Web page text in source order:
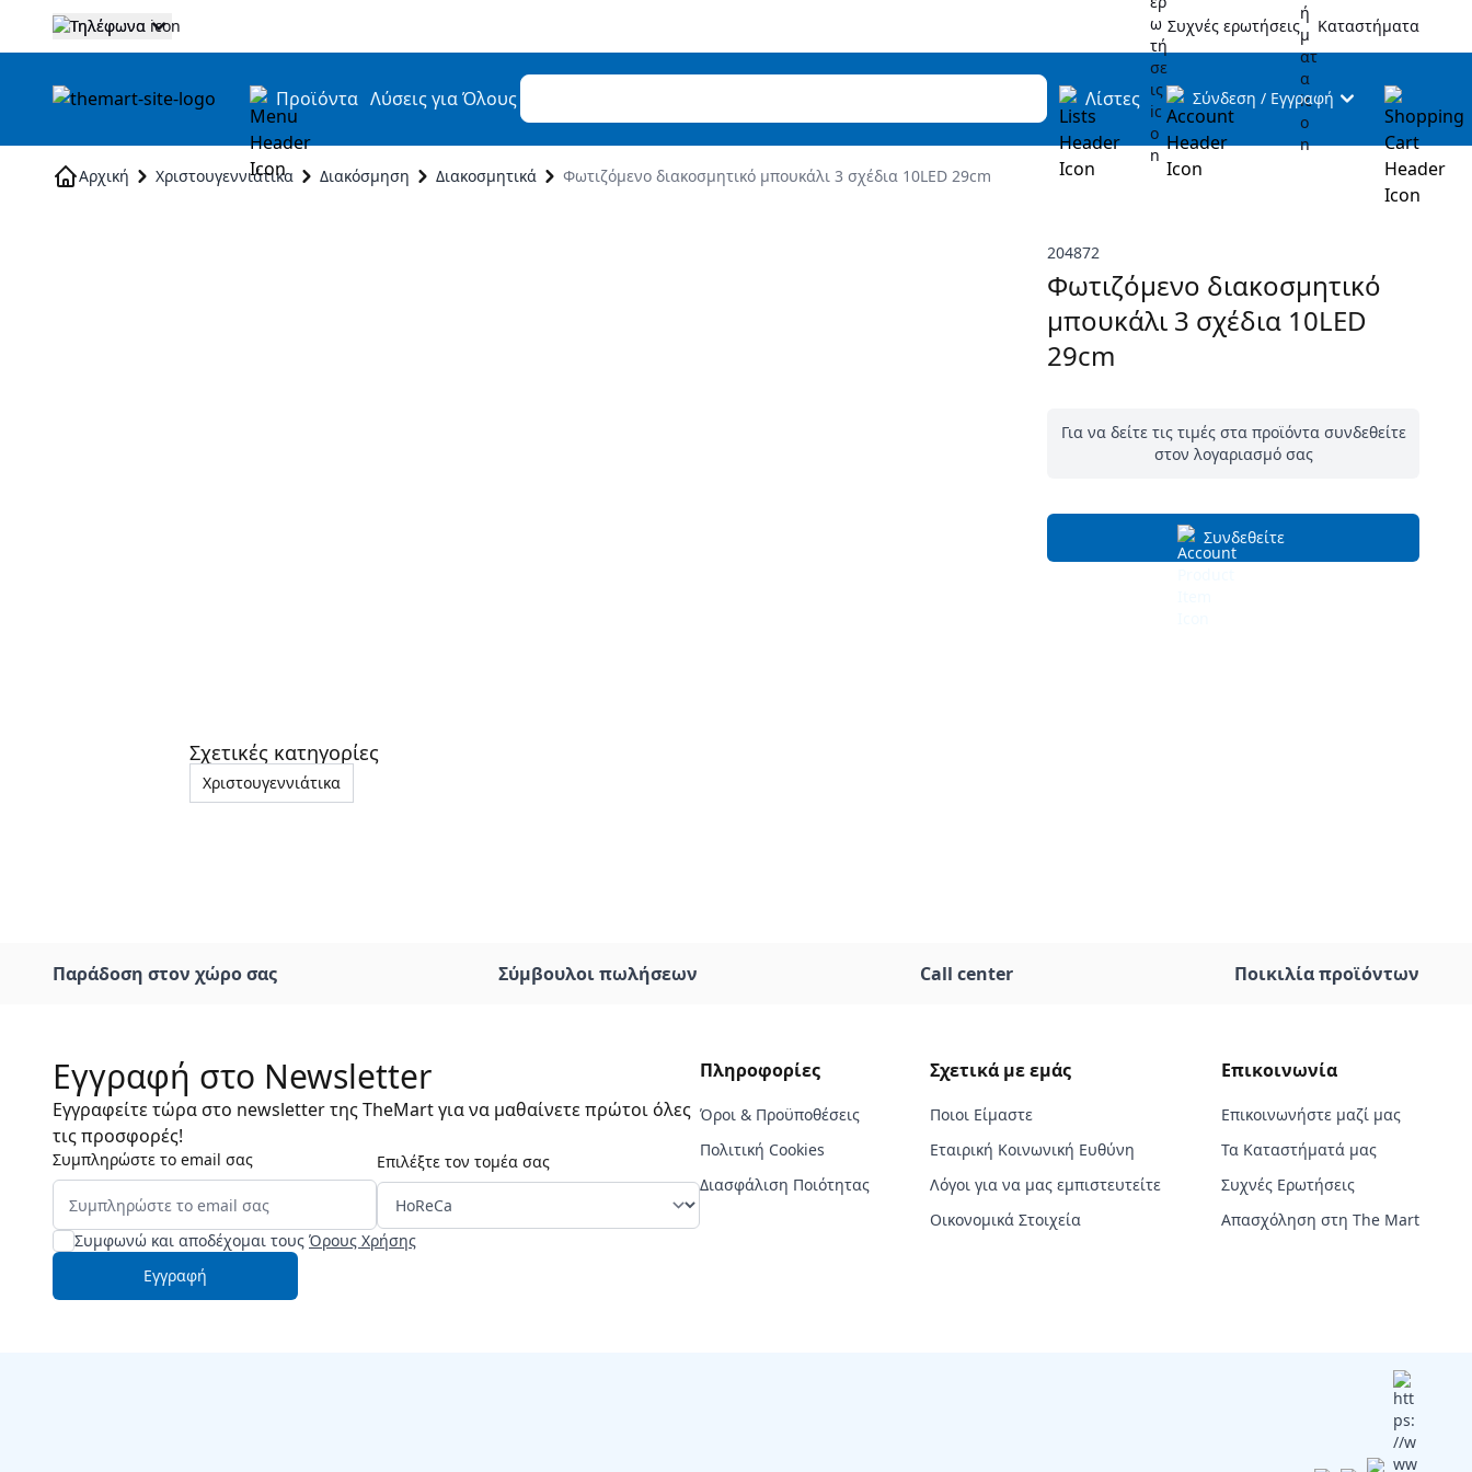
Τηλέφωνα Συχνές ερωτήσεις Καταστήματα
Προϊόντα Λύσεις για Όλους Λίστες Σύνδεση / Εγγραφή
Αρχική Χριστουγεννιάτικα Διακόσμηση Διακοσμητικά Φωτιζόμενο διακοσμητικό μπουκάλι 3 σχέδια 10LED 29cm
204872
Φωτιζόμενο διακοσμητικό
μπουκάλι 3 σχέδια 10LED
29cm
Για να δείτε τις τιμές στα προϊόντα συνδεθείτε
στον λογαριασμό σας
Συνδεθείτε
Σχετικές κατηγορίες
Χριστουγεννιάτικα
Παράδοση στον χώρο σας Σύμβουλοι πωλήσεων Call center Ποικιλία προϊόντων
Εγγραφή στο Newsletter
Εγγραφείτε τώρα στο newsletter της TheMart για να μαθαίνετε πρώτοι όλες
τις προσφορές!
Συμπληρώστε το email σας Επιλέξτε τον τομέα σας
Συμφωνώ και αποδέχομαι τους Όρους Χρήσης
Εγγραφή
Πληροφορίες
Όροι & Προϋποθέσεις
Πολιτική Cookies
Διασφάλιση Ποιότητας
Σχετικά με εμάς
Ποιοι Είμαστε
Εταιρική Κοινωνική Ευθύνη
Λόγοι για να μας εμπιστευτείτε
Οικονομικά Στοιχεία
Επικοινωνία
Επικοινωνήστε μαζί μας
Τα Καταστήματά μας
Συχνές Ερωτήσεις
Απασχόληση στη The Mart